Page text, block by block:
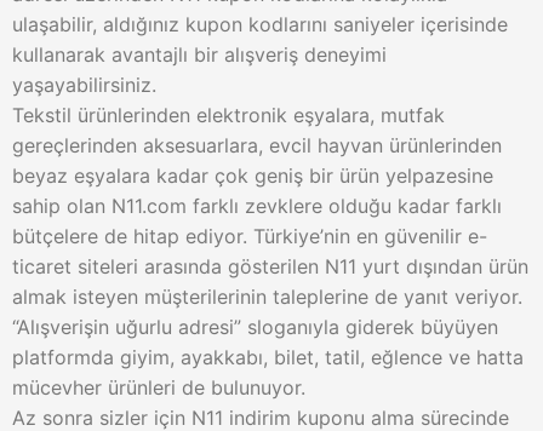
ulaşabilir, aldığınız kupon kodlarını saniyeler içerisinde
kullanarak avantajlı bir alışveriş deneyimi
yaşayabilirsiniz.
Tekstil ürünlerinden elektronik eşyalara, mutfak
gereçlerinden aksesuarlara, evcil hayvan ürünlerinden
beyaz eşyalara kadar çok geniş bir ürün yelpazesine
sahip olan N11.com farklı zevklere olduğu kadar farklı
bütçelere de hitap ediyor. Türkiye’nin en güvenilir e-
ticaret siteleri arasında gösterilen N11 yurt dışından ürün
almak isteyen müşterilerinin taleplerine de yanıt veriyor.
“Alışverişin uğurlu adresi” sloganıyla giderek büyüyen
platformda giyim, ayakkabı, bilet, tatil, eğlence ve hatta
mücevher ürünleri de bulunuyor.
Az sonra sizler için N11 indirim kuponu alma sürecinde